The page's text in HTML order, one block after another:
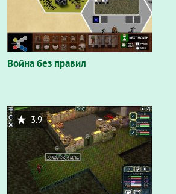
Война без правил
3.9